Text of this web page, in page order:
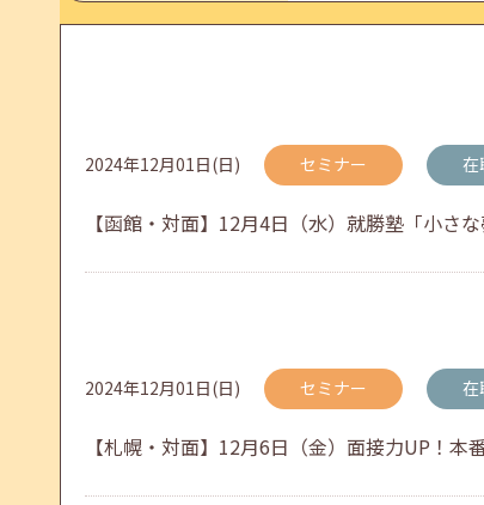
6月のセミナー情報を公開いたしました。
2026年04月25日(土) jobcafeからのお知らせ
2024年12月01日(日) セミナー 在
【函館・対面】12月4日（水）就勝塾「小
2024年12月01日(日) セミナー 在
【札幌・対面】12月6日（金）面接力UP